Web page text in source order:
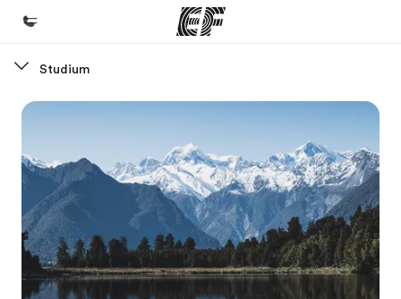
Vítejte v EF
Všechny programy
Podívejte se, co všechno děláme
Kanceláře
Najděte nejbližší kancelář
O nás
Studium